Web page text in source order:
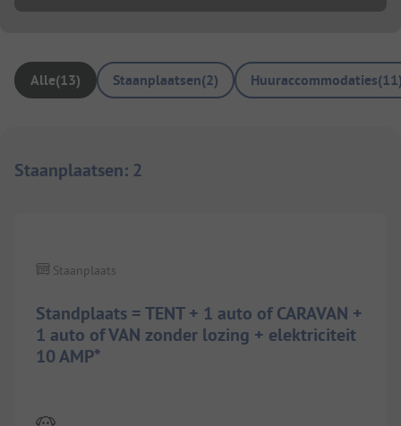
Alle(13) Staanplaatsen(2) Huuraccommodaties(11
Staanplaatsen: 2
Standplaats = TENT + 1 auto of CARAVAN +
1 auto of VAN zonder lozing + elektriciteit
10 AMP*
Staanplaats